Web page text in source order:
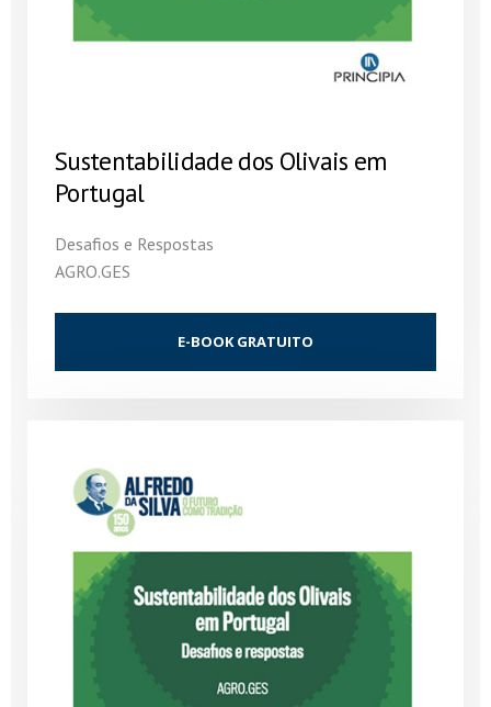
Sustentabilidade dos Olivais em
Portugal
Desafios e Respostas
AGRO.GES
E-BOOK GRATUITO